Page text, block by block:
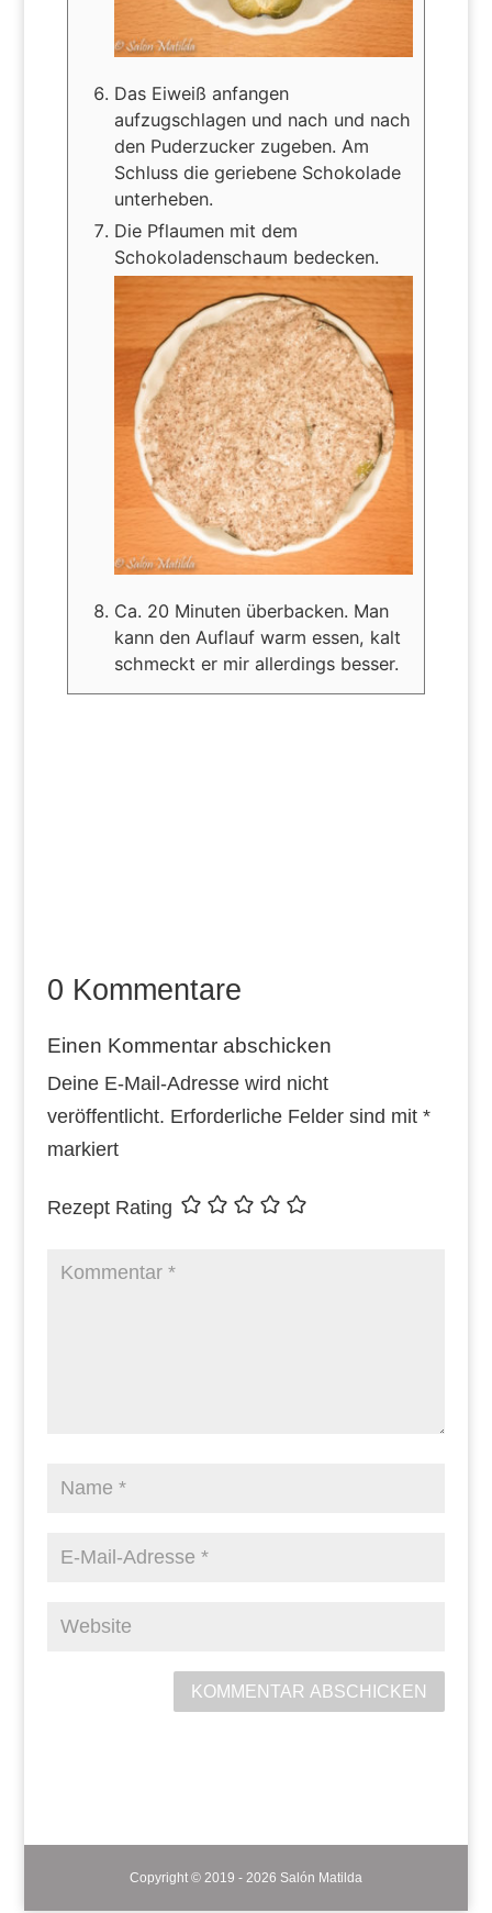
Das Eiweiß anfangen
aufzugschlagen und nach und nach
den Puderzucker zugeben. Am
Schluss die geriebene Schokolade
unterheben.
Die Pflaumen mit dem
Schokoladenschaum bedecken.
Ca. 20 Minuten überbacken. Man
kann den Auflauf warm essen, kalt
schmeckt er mir allerdings besser.
0 Kommentare
Einen Kommentar abschicken
Deine E-Mail-Adresse wird nicht
veröffentlicht. Erforderliche Felder sind mit *
markiert
Rezept Rating
KOMMENTAR ABSCHICKEN
Copyright © 2019 - 2026 Salón Matilda